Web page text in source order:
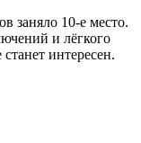
заняло 10-е место.
и лёгкого
интересен.